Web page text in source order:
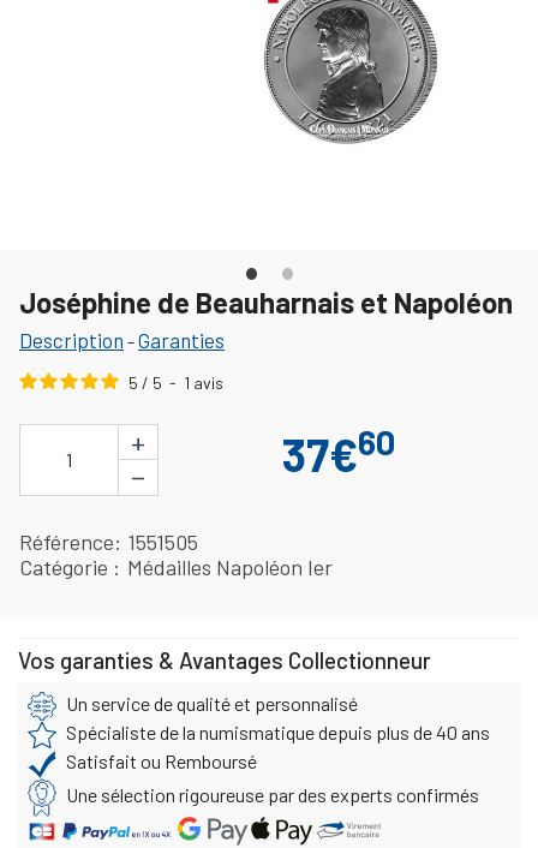
Joséphine de Beauharnais et Napoléon
Description -Garanties
5 / 5 - 1 avis
1
+
−
37€60
Référence 1551505
Catégorie
Médailles Napoléon Ier
Vos garanties & Avantages Collectionneur
Un service de qualité et personnalisé
Spécialiste de la numismatique depuis plus de 40 ans
Satisfait ou Remboursé
Une sélection rigoureuse par des experts confirmés